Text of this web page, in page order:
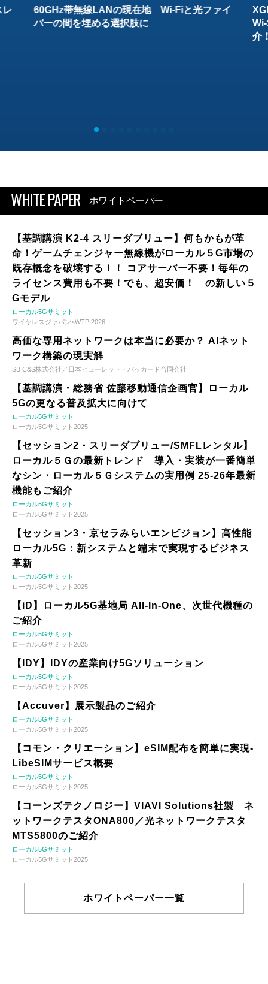
レ
60GHz帯無線LANの現在地 Wi-Fiと光ファイ
バーの間を埋める選択肢に
介
WHITE PAPER ホワイトペーパー
【基調講演 K2-4 スリーダブリュー】何もかもが革
命！ゲームチェンジャー無線機がローカル５G市場の
既存概念を破壊する！！ コアサーバー不要！毎年の
ライセンス費用も不要！でも、超安価！ の新しい５
Gモデル
ローカル5Gサミット
ワイヤレスジャパン×WTP 2026
高価な専用ネットワークは本当に必要か？ AIネット
ワーク構築の現実解
SB C&S株式会社／日本ヒューレット・パッカード合同会社
【基調講演・総務省 佐藤移動通信企画官】ローカル
5Gの更なる普及拡大に向けて
ローカル5Gサミット
ローカル5Gサミット2025
【セッション2・スリーダブリュー/SMFLレンタル】
ローカル５Ｇの最新トレンド 導入・実装が一番簡単
なシン・ローカル５Ｇシステムの実用例 25-26年最新
機能もご紹介
ローカル5Gサミット
ローカル5Gサミット2025
【セッション3・京セラみらいエンビジョン】高性能
ローカル5G：新システムと端末で実現するビジネス
革新
ローカル5Gサミット
ローカル5Gサミット2025
【iD】ローカル5G基地局 All-In-One、次世代機種の
ご紹介
ローカル5Gサミット
ローカル5Gサミット2025
【IDY】IDYの産業向け5Gソリューション
ローカル5Gサミット
ローカル5Gサミット2025
【Accuver】展示製品のご紹介
ローカル5Gサミット
ローカル5Gサミット2025
【コモン・クリエーション】eSIM配布を簡単に実現-
LibeSIMサービス概要
ローカル5Gサミット
ローカル5Gサミット2025
【コーンズテクノロジー】VIAVI Solutions社製 ネ
ットワークテスタONA800／光ネットワークテスタ
MTS5800のご紹介
ローカル5Gサミット
ローカル5Gサミット2025
ホワイトペーパー一覧